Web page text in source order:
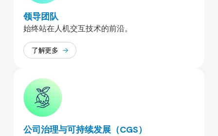
领导团队
始终站在人机交互技术的前沿。
了解更多
公司治理与可持续发展（CGS）